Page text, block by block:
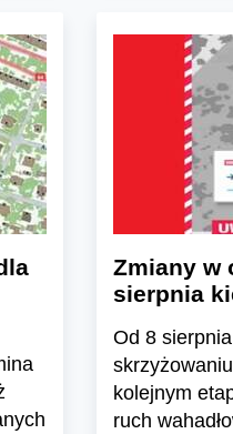
Zmiany w
sierpnia
Od 8
kolejnym
ruch